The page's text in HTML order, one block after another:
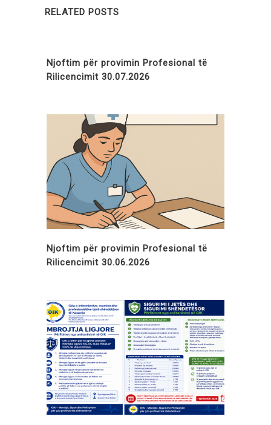
RELATED POSTS
Njoftim për provimin Profesional të
Rilicencimit 30.07.2026
Njoftim për provimin Profesional të
Rilicencimit 30.06.2026